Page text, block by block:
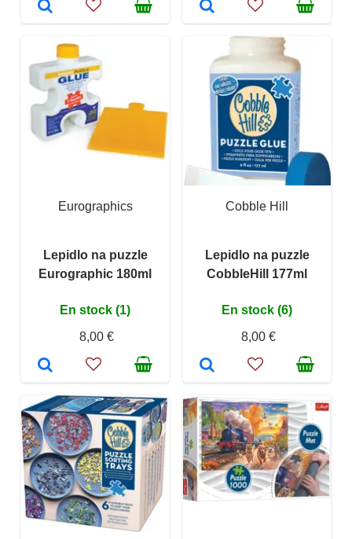
Eurographics
Lepidlo na puzzle
Eurographic 180ml
En stock (1)
8,00 €
Cobble Hill
Lepidlo na puzzle
CobbleHill 177ml
En stock (6)
8,00 €